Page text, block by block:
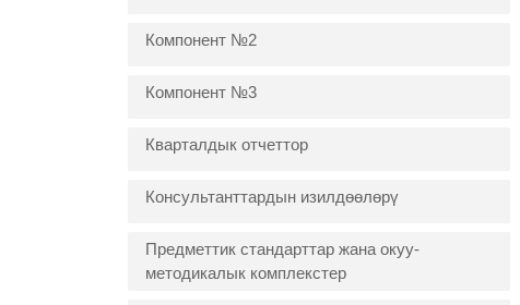
Компонент №2
Компонент №3
Кварталдык отчеттор
Консультанттардын изилдөөлөрү
Предметтик стандарттар жана окуу-
методикалык комплекстер